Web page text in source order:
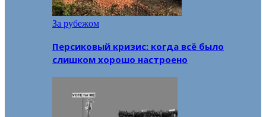
За рубежом
Персиковый кризис: когда всё было
слишком хорошо настроено